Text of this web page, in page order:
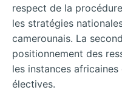
respect de la
les stratégies
camerounais. La
positionnement des
les instances
électives.